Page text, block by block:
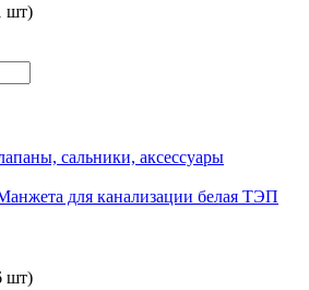
шт)
для канализации белая ТЭП
шт)